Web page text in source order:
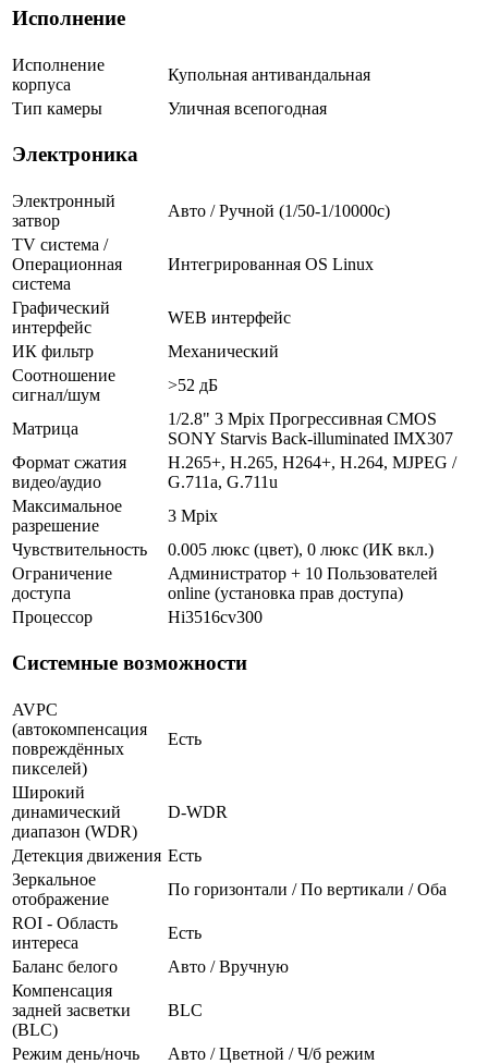
Исполнение
Исполнение
корпуса
Купольная антивандальная
Тип камеры
Уличная всепогодная
Электроника
Электронный
затвор
Авто / Ручной (1/50-1/10000c)
TV система /
Операционная
система
Интегрированная OS Linux
Графический
интерфейс
WEB интерфейс
ИК фильтр
Механический
Соотношение
сигнал/шум
>52 дБ
Матрица
1/2.8" 3 Mpix Прогрессивная CMOS
SONY Starvis Back-illuminated IMX307
Формат сжатия
видео/аудио
H.265+, H.265, H264+, H.264, MJPEG /
G.711a, G.711u
Максимальное
разрешение
3 Mpix
Чувствительность
0.005 люкс (цвет), 0 люкс (ИК вкл.)
Ограничение
доступа
Администратор + 10 Пользователей
online (установка прав доступа)
Процессор
Hi3516cv300
Системные возможности
AVPC
(автокомпенсация
повреждённых
пикселей)
Есть
Широкий
динамический
диапазон (WDR)
D-WDR
Детекция движения Есть
Зеркальное
отображение
По горизонтали / По вертикали / Оба
ROI - Область
интереса
Есть
Баланс белого
Авто / Вручную
Компенсация
задней засветки
(BLC)
BLC
Режим день/ночь
Авто / Цветной / Ч/б режим